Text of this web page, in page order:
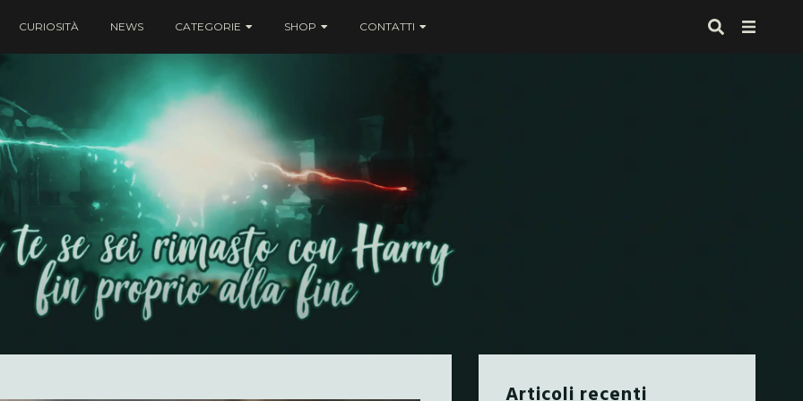
CURIOSITÀ NEWS CATEGORIE SHOP CONTATTI
rimasto con Harry fin proprio alla fine
Articoli recenti